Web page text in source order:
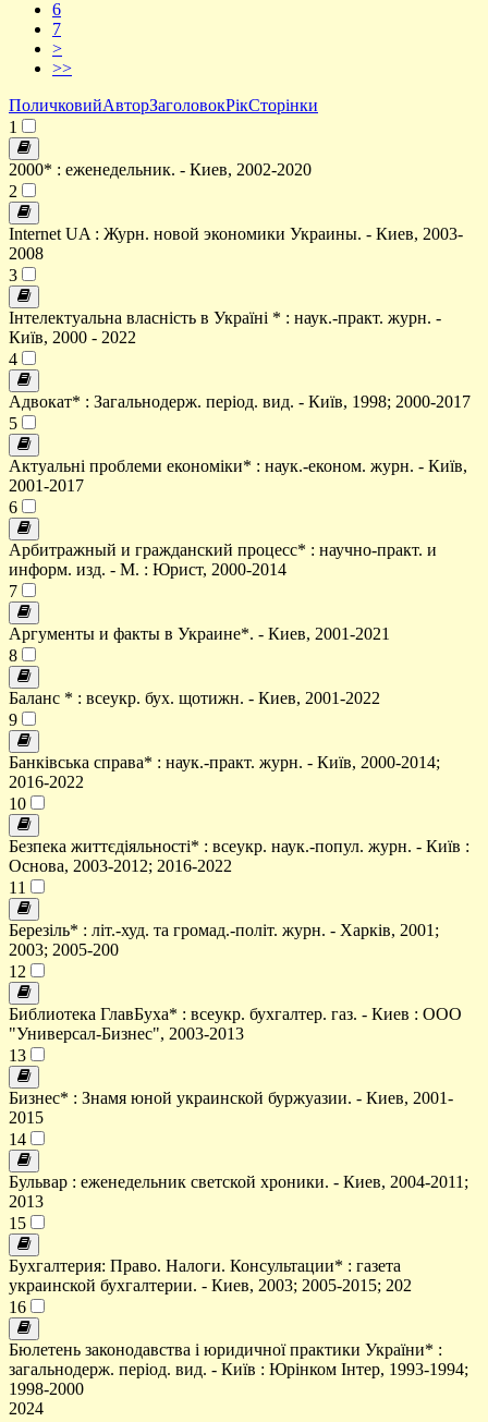
6
7
>
>>
ПоличковийАвторЗаголовокРікСторінки
1
2000* : еженедельник. - Киев, 2002-2020
2
Internet UA : Журн. новой экономики Украины. - Киев, 2003-
2008
3
Інтелектуальна власність в Україні * : наук.-практ. журн. -
Київ, 2000 - 2022
4
Адвокат* : Загальнодерж. період. вид. - Київ, 1998; 2000-2017
5
Актуальні проблеми економіки* : наук.-економ. журн. - Київ,
2001-2017
6
Арбитражный и гражданский процесс* : научно-практ. и
информ. изд. - М. : Юрист, 2000-2014
7
Аргументы и факты в Украине*. - Киев, 2001-2021
8
Баланс * : всеукр. бух. щотижн. - Киев, 2001-2022
9
Банківська справа* : наук.-практ. журн. - Київ, 2000-2014;
2016-2022
10
Безпека життєдіяльності* : всеукр. наук.-попул. журн. - Київ :
Основа, 2003-2012; 2016-2022
11
Березіль* : літ.-худ. та громад.-політ. журн. - Харків, 2001;
2003; 2005-200
12
Библиотека ГлавБуха* : всеукр. бухгалтер. газ. - Киев : ООО
"Универсал-Бизнес", 2003-2013
13
Бизнес* : Знамя юной украинской буржуазии. - Киев, 2001-
2015
14
Бульвар : еженедельник светской хроники. - Киев, 2004-2011;
2013
15
Бухгалтерия: Право. Налоги. Консультации* : газета
украинской бухгалтерии. - Киев, 2003; 2005-2015; 202
16
Бюлетень законодавства і юридичної практики України* :
загальнодерж. період. вид. - Київ : Юрінком Інтер, 1993-1994;
1998-2000
2024